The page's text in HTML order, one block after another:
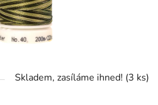
Skladem, zasíláme ihned! (3 ks)